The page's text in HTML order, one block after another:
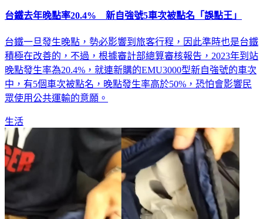
​​​​​​​台鐵去年晚點率20.4% 新自強號5車次被點名「誤點王」
台鐵一旦發生晚點，勢必影響到旅客行程，因此準時也是台鐵
積極在改善的，不過，根據審計部總算審核報告，2023年到站
晚點發生率為20.4%，就連新購的EMU3000型新自強號的車次
中，有5個車次被點名，晚點發生率高於50%，恐怕會影響民
眾使用公共運輸的意願。
生活